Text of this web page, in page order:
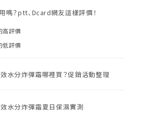
嗎？ptt、Dcard網友這樣評價！
高評價
低評價
水分炸彈霜哪裡買？促銷活動整理
水分炸彈霜夏日保濕實測